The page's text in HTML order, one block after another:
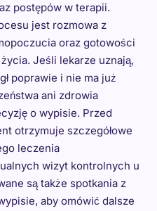
postępów w terapii.
jest rozmowa z
oraz gotowości
Jeśli lekarze uznają,
poprawie i nie ma już
ani zdrowia
o wypisie. Przed
otrzymuje szczegółowe
leczenia
wizyt kontrolnych u
są także spotkania z
aby omówić dalsze